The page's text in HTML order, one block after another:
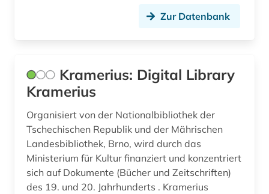
Zur Datenbank
Kramerius: Digital Library
Kramerius
Organisiert von der Nationalbibliothek der
Tschechischen Republik und der Mährischen
Landesbibliothek, Brno, wird durch das
Ministerium für Kultur finanziert und konzentriert
sich auf Dokumente (Bücher und Zeitschriften)
des 19. und 20. Jahrhunderts . Kramerius